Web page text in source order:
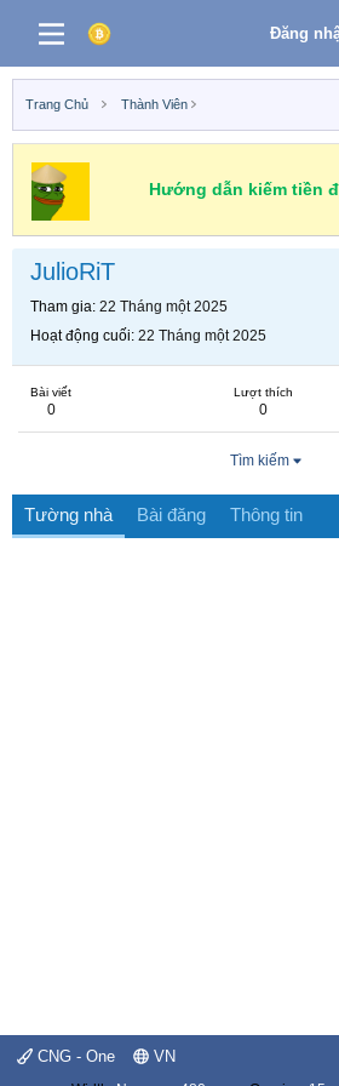
Đăng
Trang Chủ Thành Viên
Hướng dẫn kiếm tiền
JulioRiT
Tham gia 22 Tháng một 2025
Hoạt động cuối 22 Tháng một 2025
Bài viết
0
Lượt thích
0
Tìm kiếm
Tường nhà Bài đăng Thông tin
CNG - One VN